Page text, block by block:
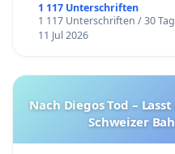
1 117 Unterschriften
1 117 Unterschriften / 30
11 Jul 2026
Nach Diegos Tod –
Schweizer